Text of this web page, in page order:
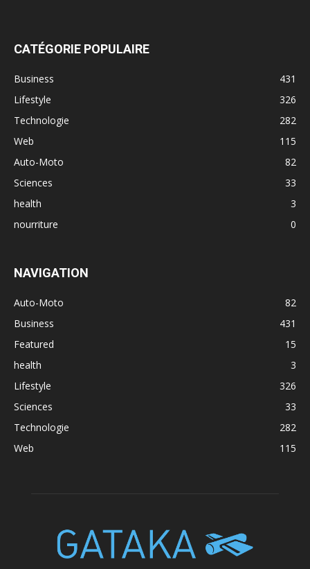
CATÉGORIE POPULAIRE
Business
431
Lifestyle
326
Technologie
282
Web
115
Auto-Moto
82
Sciences
33
health
3
nourriture
0
NAVIGATION
Auto-Moto
82
Business
431
Featured
15
health
3
Lifestyle
326
Sciences
33
Technologie
282
Web
115